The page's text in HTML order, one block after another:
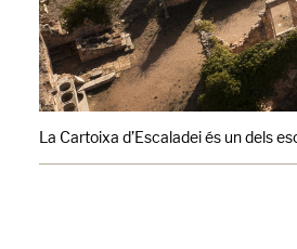
La Cartoixa d’Escaladei és un dels